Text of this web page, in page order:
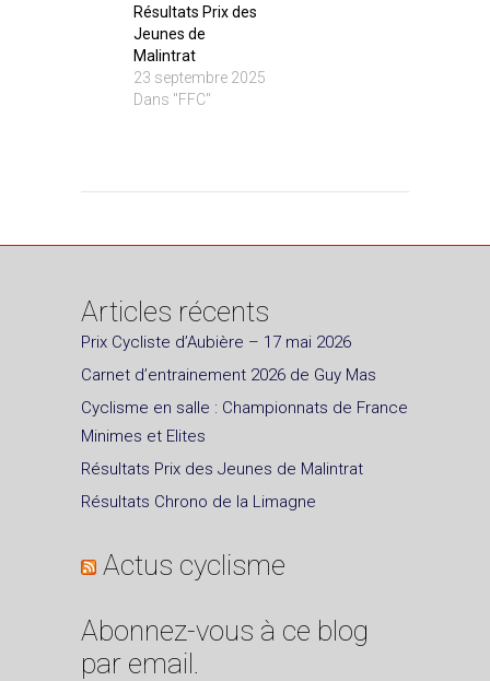
Résultats Prix des
Jeunes de
Malintrat
23 septembre 2025
Dans "FFC"
Articles récents
Prix Cycliste d’Aubière – 17 mai 2026
Carnet d’entrainement 2026 de Guy Mas
Cyclisme en salle : Championnats de France
Minimes et Elites
Résultats Prix des Jeunes de Malintrat
Résultats Chrono de la Limagne
Actus cyclisme
Abonnez-vous à ce blog
par email.